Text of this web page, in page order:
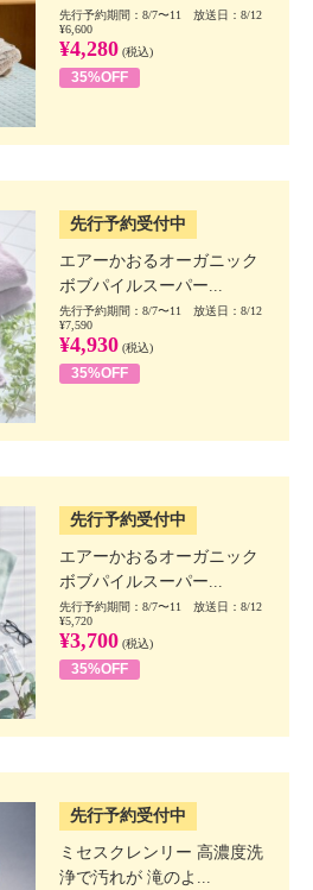
先行予約期間：8/7〜11 放送日：8/12
¥6,600
¥4,280 (税込)
35%OFF
先行予約受付中
エアーかおるオーガニック
ボブパイルスーパー...
先行予約期間：8/7〜11 放送日：8/12
¥7,590
¥4,930 (税込)
35%OFF
先行予約受付中
エアーかおるオーガニック
ボブパイルスーパー...
先行予約期間：8/7〜11 放送日：8/12
¥5,720
¥3,700 (税込)
35%OFF
先行予約受付中
ミセスクレンリー 高濃度洗
浄で汚れが 滝のよ...